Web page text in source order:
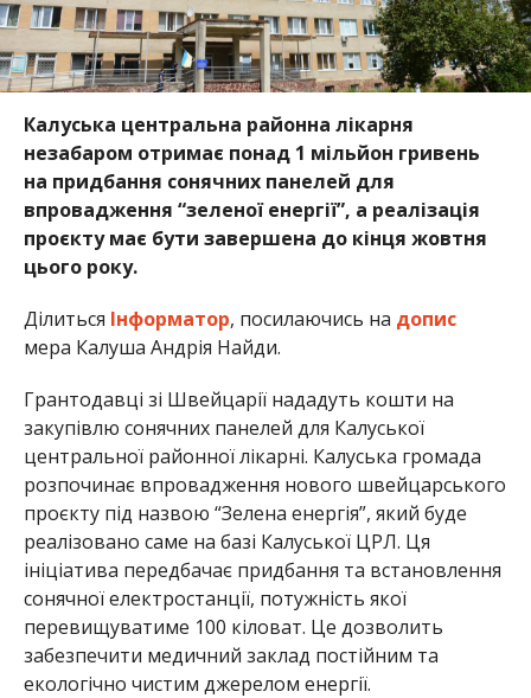
Калуська центральна районна лікарня
незабаром отримає понад 1 мільйон гривень
на придбання сонячних панелей для
впровадження “зеленої енергії”, а реалізація
проєкту має бути завершена до кінця жовтня
цього року.
Ділиться Інформатор, посилаючись на допис
мера Калуша Андрія Найди.
Грантодавці зі Швейцарії нададуть кошти на
закупівлю сонячних панелей для Калуської
центральної районної лікарні. Калуська громада
розпочинає впровадження нового швейцарського
проєкту під назвою “Зелена енергія”, який буде
реалізовано саме на базі Калуської ЦРЛ. Ця
ініціатива передбачає придбання та встановлення
сонячної електростанції, потужність якої
перевищуватиме 100 кіловат. Це дозволить
забезпечити медичний заклад постійним та
екологічно чистим джерелом енергії.